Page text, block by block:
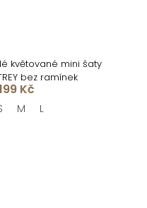
květované mini šaty
bez ramínek
Kč
M L